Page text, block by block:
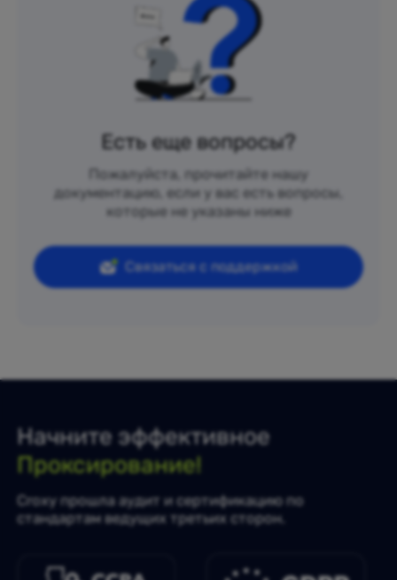
Есть еще вопросы?
Пожалуйста, прочитайте нашу
документацию, если у вас есть вопросы,
которые не указаны ниже
Связаться с поддержкой
Начните эффективное
Проксирование!
Croxy прошла аудит и сертификацию по
стандартам ведущих третьих сторон.